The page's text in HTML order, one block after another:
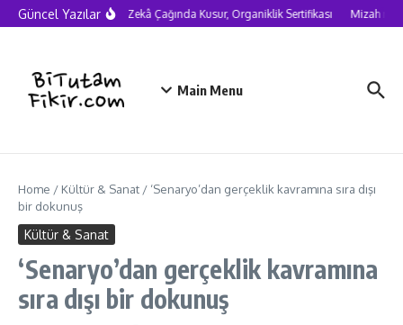
Skip to content
Güncel YazılarYapay Zekâ Çağında Kusur, Organiklik Sertifikası Mizah
Main Menu
Home / Kültür & Sanat / ‘Senaryo’dan gerçeklik kavramına sıra dışı
bir dokunuş
Kültür & Sanat
‘Senaryo’dan gerçeklik kavramına
sıra dışı bir dokunuş